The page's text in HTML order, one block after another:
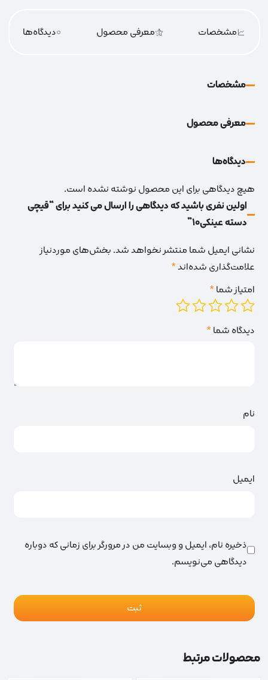
مشخصات معرفی محصول 0دیدگاه‌‌ها
مشخصات
معرفی محصول
دیدگاه‌‌ها
هیچ دیدگاهی برای این محصول نوشته نشده است.
اولین نفری باشید که دیدگاهی را ارسال می کنید برای “قیچی
دسته عینکی10”
نشانی ایمیل شما منتشر نخواهد شد.بخش‌های موردنیاز
علامت‌گذاری شده‌اند*
امتیاز شما*
دیدگاه شما*
نام
ایمیل
ذخیره نام، ایمیل و وبسایت من در مرورگر برای زمانی که دوباره
دیدگاهی می‌نویسم.
محصولات مرتبط